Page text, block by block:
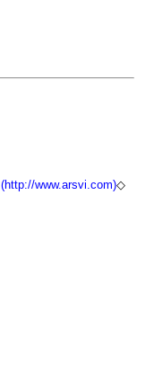
www.arsvi.com)◇